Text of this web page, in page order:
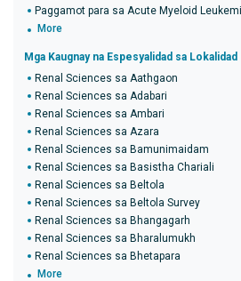
Paggamot para sa Acute Myeloid
More
Mga Kaugnay na Espesyalidad sa Lokalidad
Renal Sciences sa Aathgaon
Renal Sciences sa Adabari
Renal Sciences sa Ambari
Renal Sciences sa Azara
Renal Sciences sa Bamunimaidam
Renal Sciences sa Basistha Chariali
Renal Sciences sa Beltola
Renal Sciences sa Beltola Survey
Renal Sciences sa Bhangagarh
Renal Sciences sa Bharalumukh
Renal Sciences sa Bhetapara
More